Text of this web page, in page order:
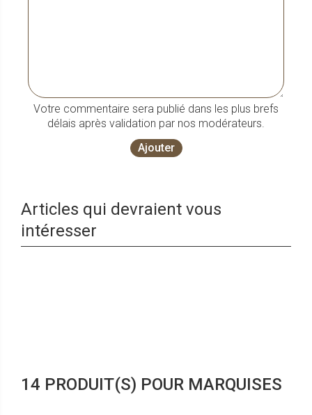
Votre commentaire sera publié dans les plus brefs
délais après validation par nos modérateurs.
Ajouter
Articles qui devraient vous
intéresser
14 PRODUIT(S) POUR MARQUISES